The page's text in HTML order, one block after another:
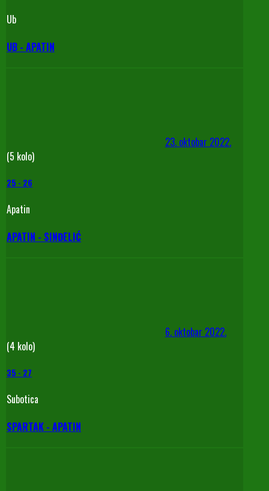
Ub
UB - APATIN
23. oktobar 2022.
(5 kolo)
25 - 26
Apatin
APATIN - SINĐELIĆ
6. oktobar 2022.
(4 kolo)
35 - 27
Subotica
SPARTAK - APATIN